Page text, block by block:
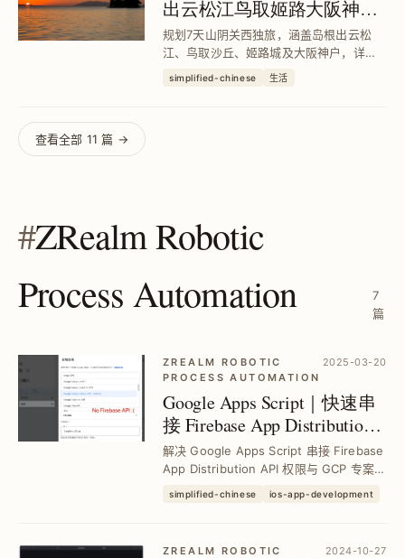
出云松江鸟取姬路大阪神户7
日独旅全记录
规划7天山阴关西独旅，涵盖岛根出云松
江、鸟取沙丘、姬路城及大阪神户，详细
交通、JR Pass使用与住宿分享，解决行程
紧凑与交通难题，助你轻松踩点千公里经
simplified-chinese 生活
查看全部 11 篇 →
#ZRealm Robotic
Process Automation
7
篇
ZREALM ROBOTIC
PROCESS AUTOMATION
2025-03-20
Google Apps Script｜快速串
接 Firebase App Distribution
API 教学与进阶设定
解决 Google Apps Script 串接 Firebase
App Distribution API 权限与 GCP 专案设
启用步骤，10 行程式码轻松完成下载连结
simplified-chinese ios-app-development
ZREALM ROBOTIC
2024-10-27